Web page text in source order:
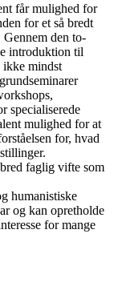
får mulighed for
for et så bredt
den to-
introduktion til
mindst
specialiserede
mulighed for at
for, hvad
faglig vifte som
humanistiske
og kan opretholde
for mange